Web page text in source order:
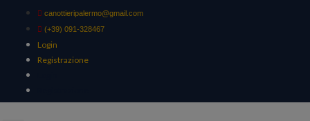
contenuto
canottieripalermo@gmail.com
(+39) 091-328467
Login
Registrazione